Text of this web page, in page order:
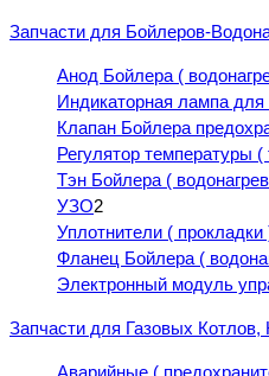
Запчасти для Бойлеров-
Анод Бойлера (
Индикаторная лампа для
Клапан Бойлера
Регулятор температуры
Тэн Бойлера (
УЗО2
Уплотнители (
Фланец Бойлера (
Электронный модуль
Запчасти для Газовых Котлов,